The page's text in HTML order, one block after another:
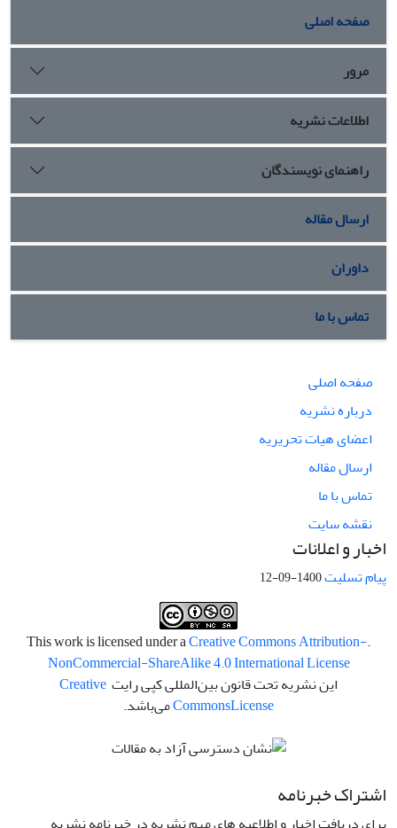
صفحه اصلی
مرور
اطلاعات نشریه
راهنمای نویسندگان
ارسال مقاله
داوران
تماس با ما
صفحه اصلی
درباره نشریه
اعضای هیات تحریریه
ارسال مقاله
تماس با ما
نقشه سایت
اخبار و اعلانات
پیام تسلیت1400-09-12
.This work is licensed under a
Creative Commons Attribution-
NonCommercial-ShareAlike 4.0 International License
این نشریه تحت قانون بین‌المللی کپی رایت Creative
CommonsLicense می‌باشد.
اشتراک خبرنامه